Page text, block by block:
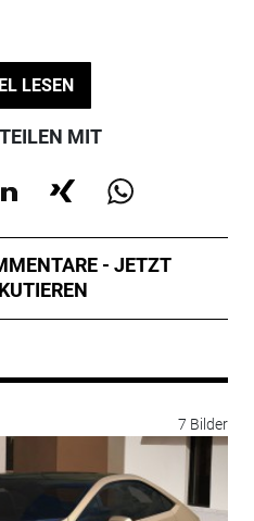
LESEN
MIT
- JETZT
7 Bilder